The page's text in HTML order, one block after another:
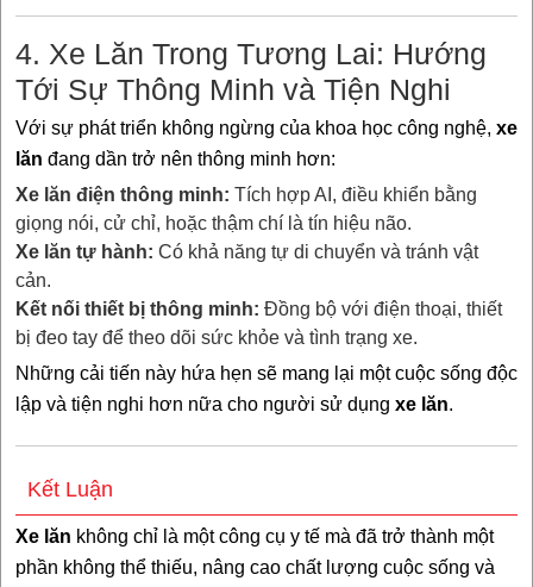
4. Xe Lăn Trong Tương Lai: Hướng
Tới Sự Thông Minh và Tiện Nghi
Với sự phát triển không ngừng của khoa học công nghệ, xe
lăn đang dần trở nên thông minh hơn:
Xe lăn điện thông minh: Tích hợp AI, điều khiển bằng
giọng nói, cử chỉ, hoặc thậm chí là tín hiệu não.
Xe lăn tự hành: Có khả năng tự di chuyển và tránh vật
cản.
Kết nối thiết bị thông minh: Đồng bộ với điện thoại, thiết
bị đeo tay để theo dõi sức khỏe và tình trạng xe.
Những cải tiến này hứa hẹn sẽ mang lại một cuộc sống độc
lập và tiện nghi hơn nữa cho người sử dụng xe lăn.
Kết Luận
Xe lăn không chỉ là một công cụ y tế mà đã trở thành một
phần không thể thiếu, nâng cao chất lượng cuộc sống và